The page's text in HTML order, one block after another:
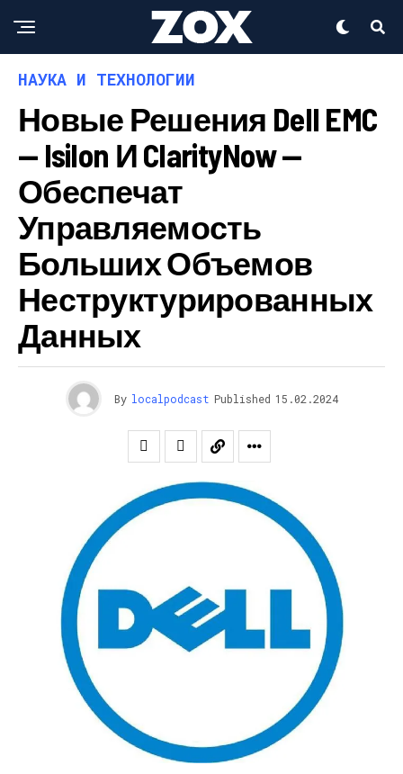
НАУКА И ТЕХНОЛОГИИ
Новые Решения Dell EMC
— Isilon И ClarityNow —
Обеспечат
Управляемость
Больших Объемов
Неструктурированных
Данных
By localpodcast Published 15.02.2024